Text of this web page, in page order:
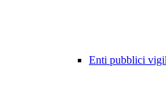
Enti pubblici